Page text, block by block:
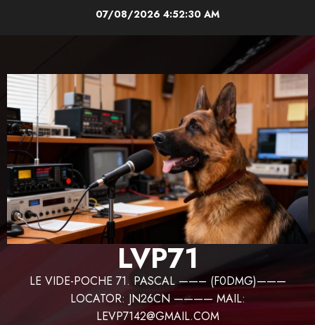
07/08/20264:52:31 AM
LVP71
LE VIDE-POCHE 71. PASCAL ——– (F0DMG)———
LOCATOR: JN26CN ———— MAIL:
LEVP7142@GMAIL.COM